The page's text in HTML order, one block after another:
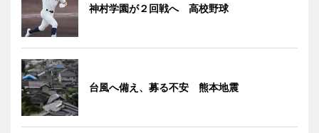
神村学園が２回戦へ 高校野球
台風へ備え、募る不安 熊本地震